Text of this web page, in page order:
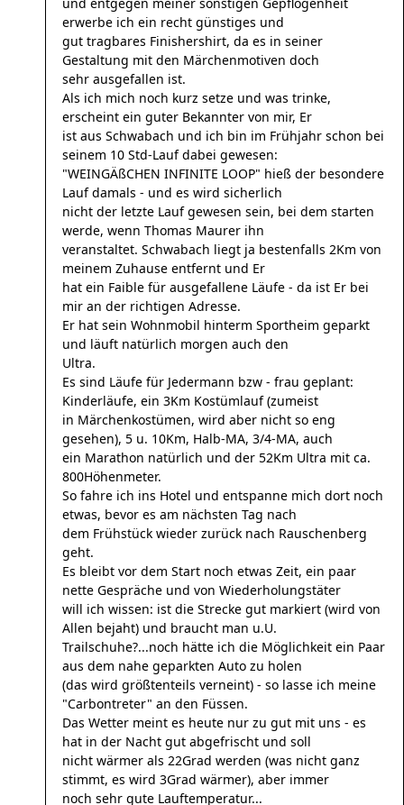
erwerbe ich ein recht günstiges und
gut tragbares Finishershirt, da es in seiner
Gestaltung mit den Märchenmotiven doch
sehr ausgefallen ist.
Als ich mich noch kurz setze und was trinke,
erscheint ein guter Bekannter von mir, Er
ist aus Schwabach und ich bin im Frühjahr schon bei
seinem 10 Std-Lauf dabei gewesen:
"WEINGÄßCHEN INFINITE LOOP" hieß der besondere
Lauf damals - und es wird sicherlich
nicht der letzte Lauf gewesen sein, bei dem starten
werde, wenn Thomas Maurer ihn
veranstaltet. Schwabach liegt ja bestenfalls 2Km von
meinem Zuhause entfernt und Er
hat ein Faible für ausgefallene Läufe - da ist Er bei
mir an der richtigen Adresse.
Er hat sein Wohnmobil hinterm Sportheim geparkt
und läuft natürlich morgen auch den
Ultra.
Es sind Läufe für Jedermann bzw - frau geplant:
Kinderläufe, ein 3Km Kostümlauf (zumeist
in Märchenkostümen, wird aber nicht so eng
gesehen), 5 u. 10Km, Halb-MA, 3/4-MA, auch
ein Marathon natürlich und der 52Km Ultra mit ca.
800Höhenmeter.
So fahre ich ins Hotel und entspanne mich dort noch
etwas, bevor es am nächsten Tag nach
dem Frühstück wieder zurück nach Rauschenberg
geht.
Es bleibt vor dem Start noch etwas Zeit, ein paar
nette Gespräche und von Wiederholungstäter
will ich wissen: ist die Strecke gut markiert (wird von
Allen bejaht) und braucht man u.U.
Trailschuhe?...noch hätte ich die Möglichkeit ein Paar
aus dem nahe geparkten Auto zu holen
(das wird größtenteils verneint) - so lasse ich meine
"Carbontreter" an den Füssen.
Das Wetter meint es heute nur zu gut mit uns - es
hat in der Nacht gut abgefrischt und soll
nicht wärmer als 22Grad werden (was nicht ganz
stimmt, es wird 3Grad wärmer), aber immer
noch sehr gute Lauftemperatur...